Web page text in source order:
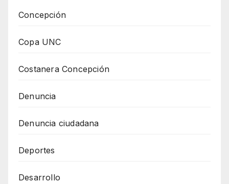
Concepción
Copa UNC
Costanera Concepción
Denuncia
Denuncia ciudadana
Deportes
Desarrollo